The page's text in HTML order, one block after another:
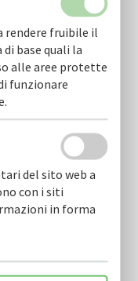
garanzia e
con risorse fesr–
regione puglia
la certificazione
fund
supporto e
rendere fruibile il
base quali la
alle aree protette
funzionare
del sito web a
con i siti
in forma